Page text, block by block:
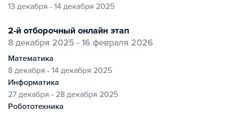
13 декабря - 14 декабря 2025
2-й отборочный онлайн этап
8 декабря 2025 - 16 февраля 2026
математика
8 декабря - 14 декабря 2025
информатика
27 декабря - 28 декабря 2025
робототехника